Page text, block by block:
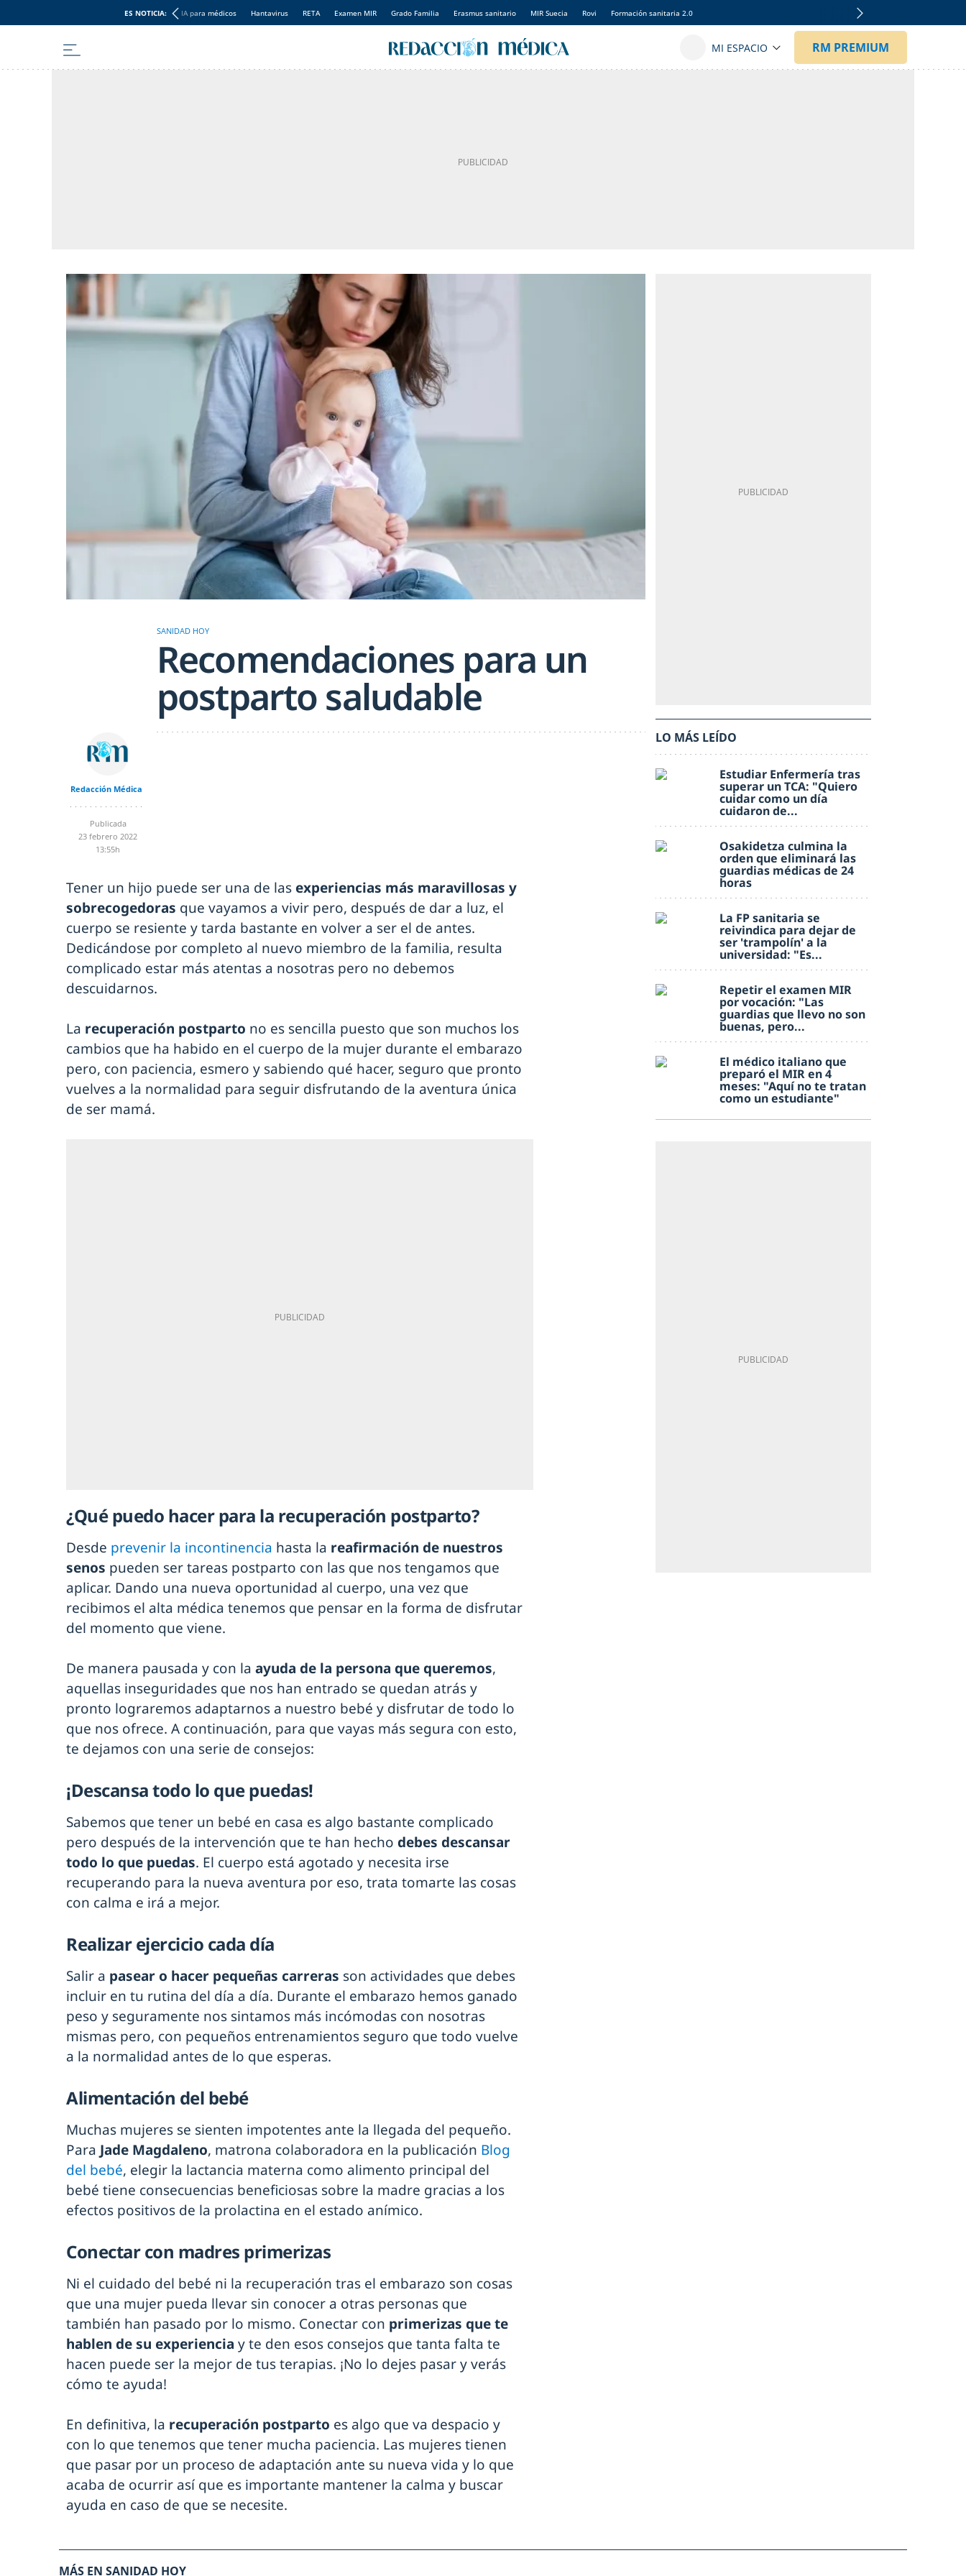
ES NOTICIA: IA para médicos Hantavirus RETA Examen MIR Grado Familia Erasmus sanitario MIR Suecia Rovi Formación sanitaria 2.0
SANIDAD HOY
Recomendaciones para un
postparto saludable
Redacción Médica
Publicada
23 febrero 2022
13:55h
Tener un hijo puede ser una de las experiencias más maravillosas y
sobrecogedoras que vayamos a vivir pero, después de dar a luz, el
cuerpo se resiente y tarda bastante en volver a ser el de antes.
Dedicándose por completo al nuevo miembro de la familia, resulta
complicado estar más atentas a nosotras pero no debemos
descuidarnos.
La recuperación postparto no es sencilla puesto que son muchos los
cambios que ha habido en el cuerpo de la mujer durante el embarazo
pero, con paciencia, esmero y sabiendo qué hacer, seguro que pronto
vuelves a la normalidad para seguir disfrutando de la aventura única
de ser mamá.
¿Qué puedo hacer para la recuperación postparto?
Desde prevenir la incontinencia hasta la reafirmación de nuestros
senos pueden ser tareas postparto con las que nos tengamos que
aplicar. Dando una nueva oportunidad al cuerpo, una vez que
recibimos el alta médica tenemos que pensar en la forma de disfrutar
del momento que viene.
De manera pausada y con la ayuda de la persona que queremos,
aquellas inseguridades que nos han entrado se quedan atrás y
pronto lograremos adaptarnos a nuestro bebé y disfrutar de todo lo
que nos ofrece. A continuación, para que vayas más segura con esto,
te dejamos con una serie de consejos:
¡Descansa todo lo que puedas!
Sabemos que tener un bebé en casa es algo bastante complicado
pero después de la intervención que te han hecho debes descansar
todo lo que puedas. El cuerpo está agotado y necesita irse
recuperando para la nueva aventura por eso, trata tomarte las cosas
con calma e irá a mejor.
Realizar ejercicio cada día
Salir a pasear o hacer pequeñas carreras son actividades que debes
incluir en tu rutina del día a día. Durante el embarazo hemos ganado
peso y seguramente nos sintamos más incómodas con nosotras
mismas pero, con pequeños entrenamientos seguro que todo vuelve
a la normalidad antes de lo que esperas.
Alimentación del bebé
Muchas mujeres se sienten impotentes ante la llegada del pequeño.
Para Jade Magdaleno, matrona colaboradora en la publicación Blog
del bebé, elegir la lactancia materna como alimento principal del
bebé tiene consecuencias beneficiosas sobre la madre gracias a los
efectos positivos de la prolactina en el estado anímico.
Conectar con madres primerizas
Ni el cuidado del bebé ni la recuperación tras el embarazo son cosas
que una mujer pueda llevar sin conocer a otras personas que
también han pasado por lo mismo. Conectar con primerizas que te
hablen de su experiencia y te den esos consejos que tanta falta te
hacen puede ser la mejor de tus terapias. ¡No lo dejes pasar y verás
cómo te ayuda!
En definitiva, la recuperación postparto es algo que va despacio y
con lo que tenemos que tener mucha paciencia. Las mujeres tienen
que pasar por un proceso de adaptación ante su nueva vida y lo que
acaba de ocurrir así que es importante mantener la calma y buscar
ayuda en caso de que se necesite.
LO MÁS LEÍDO
Estudiar Enfermería tras
superar un TCA: "Quiero
cuidar como un día
cuidaron de...
Osakidetza culmina la
orden que eliminará las
guardias médicas de 24
horas
La FP sanitaria se
reivindica para dejar de
ser 'trampolín' a la
universidad: "Es...
Repetir el examen MIR
por vocación: "Las
guardias que llevo no son
buenas, pero...
El médico italiano que
preparó el MIR en 4
meses: "Aquí no te tratan
como un estudiante"
MÁS EN SANIDAD HOY